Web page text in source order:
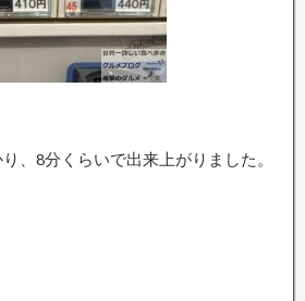
、8分くらいで出来上がりました。